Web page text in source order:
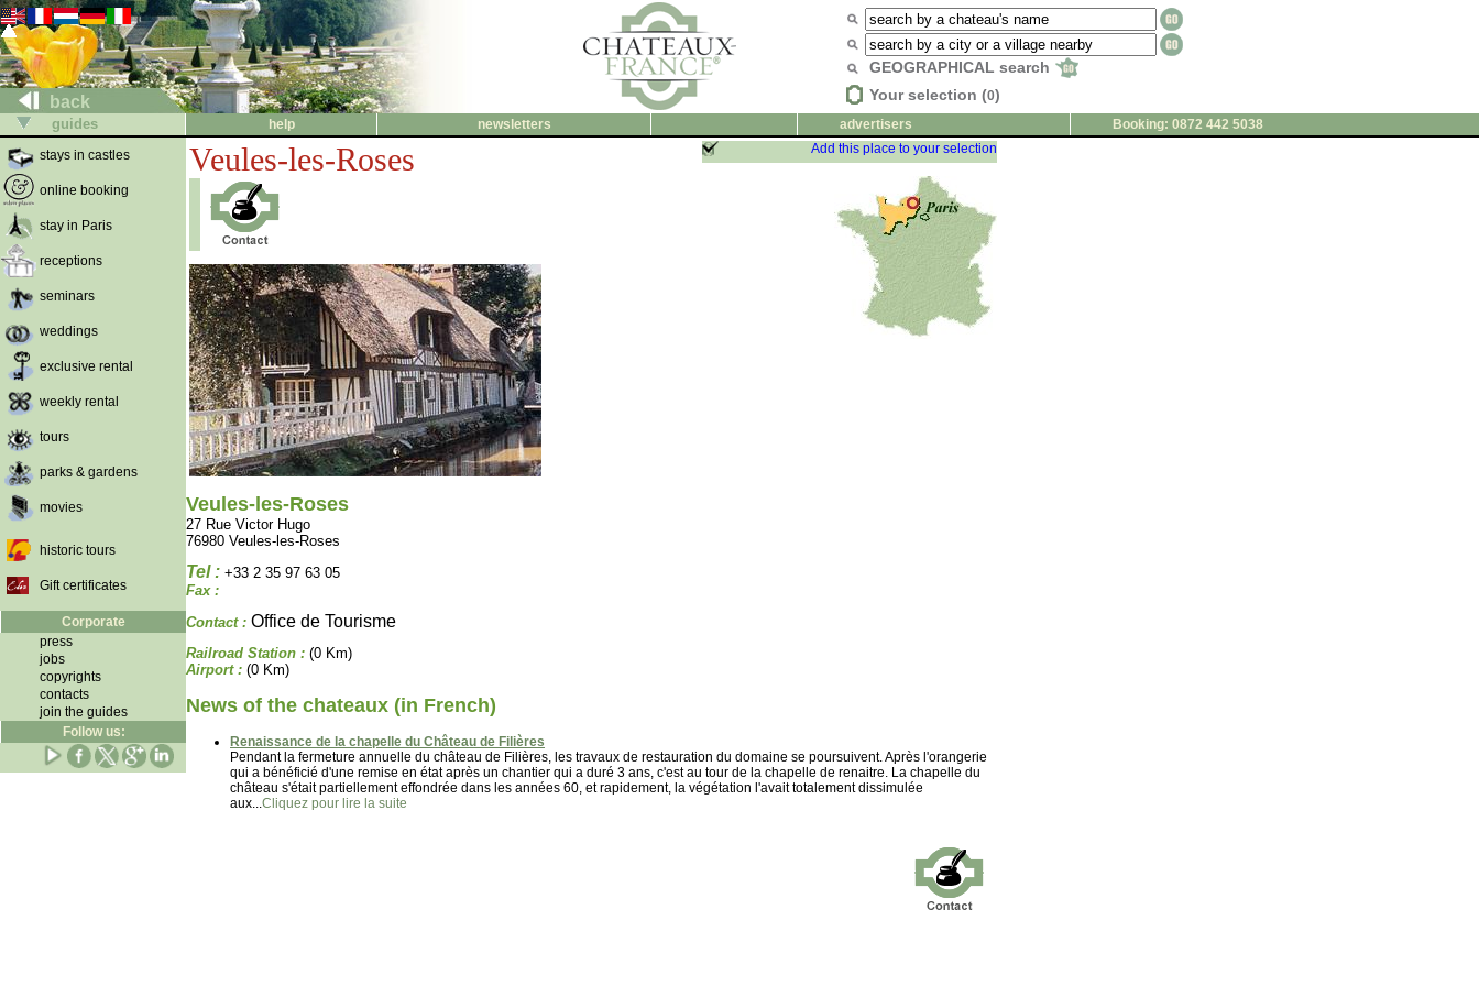
back
GEOGRAPHICAL search
Your selection (0)
guides help newsletters advertisers
Booking: 0872 442 5038
stays in castles
online booking
stay in Paris
receptions
seminars
weddings
exclusive rental
weekly rental
tours
parks & gardens
movies
historic tours
Gift certificates
Corporate
press
jobs
copyrights
contacts
join the guides
Follow us:
Veules-les-Roses Add this place to your selection
Veules-les-Roses
27 Rue Victor Hugo
76980 Veules-les-Roses
Tel : +33 2 35 97 63 05
Fax :
Contact : Office de Tourisme
Railroad Station : (0 Km)
Airport : (0 Km)
News of the chateaux (in French)
Renaissance de la chapelle du Château de Filières
Pendant la fermeture annuelle du château de Filières, les travaux de restauration du domaine se poursuivent. Après l'orangerie
qui a bénéficié d'une remise en état après un chantier qui a duré 3 ans, c'est au tour de la chapelle de renaitre. La chapelle du
château s'était partiellement effondrée dans les années 60, et rapidement, la végétation l'avait totalement dissimulée
aux...Cliquez pour lire la suite